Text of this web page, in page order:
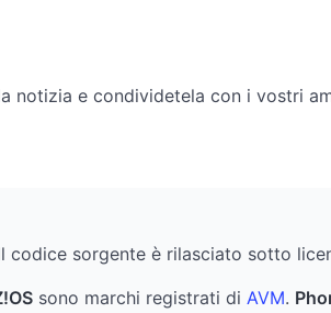
notizia e condividetela con i vostri
codice sorgente è rilasciato sotto
sono marchi registrati di AVM.